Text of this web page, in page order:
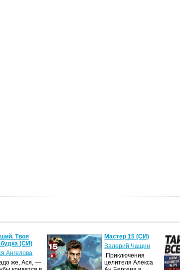
Твоя
(СИ)
Ангелова
же, Ася, —
Мастер 15 (СИ)
Валерий Чащин
Приключения
целителя Алекса